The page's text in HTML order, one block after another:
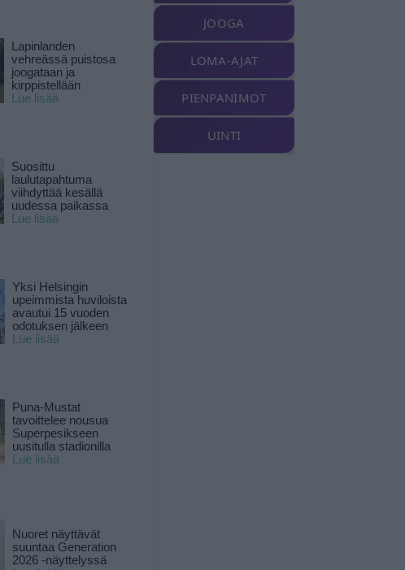
Lapinlanden
vehreässä puistosa
joogataan ja
kirppistellään
Lue lisää
Suosittu
laulutapahtuma
viihdyttää kesällä
uudessa paikassa
Lue lisää
Yksi Helsingin
upeimmista huviloista
avautui 15 vuoden
odotuksen jälkeen
Lue lisää
Puna-Mustat
tavoittelee nousua
Superpesikseen
uusitulla stadionilla
Lue lisää
Nuoret näyttävät
suuntaa Generation
2026 -näyttelyssä
JOOGA
LOMA-AJAT
PIENPANIMOT
UINTI